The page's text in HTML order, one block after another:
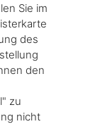
Sie im
des
den
zu
nicht